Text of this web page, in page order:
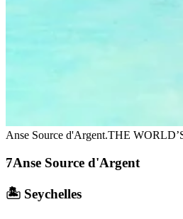
Anse Source d'Argent.THE
Anse Source d'Argent
🏝️ Seychelles